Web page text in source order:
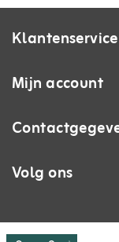
Klantenservice
Mijn account
Volg ons